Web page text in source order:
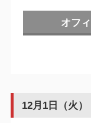
オフ
12月1日（火）